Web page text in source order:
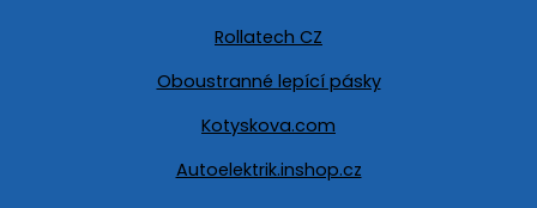
Rollatech CZ
Oboustranné lepící pásky
Kotyskova.com
Autoelektrik.inshop.cz